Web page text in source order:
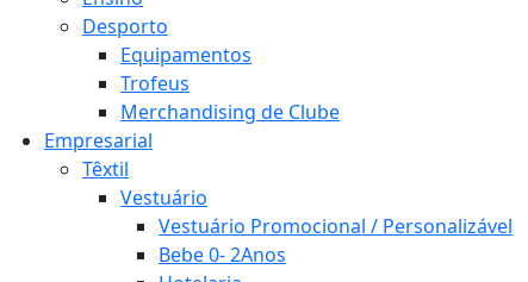
Desporto
Equipamentos
Trofeus
Merchandising de Clube
Empresarial
Têxtil
Vestuário
Vestuário Promocional / Personalizável
Bebe 0- 2Anos